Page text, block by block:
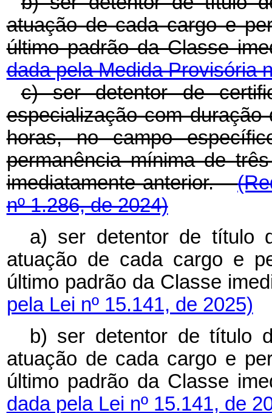
atuação de cada cargo e
último padrão da Classe
dada pela Medida Provisória
c) ser detentor de
especialização com
horas, no campo
permanência mínima de
imediatamente anterior.
nº 1.286, de 2024)
a) ser detentor de título
atuação de cada cargo e
último padrão da Classe
pela Lei nº 15.141, de 2025)
b) ser detentor de título
atuação de cada cargo e
último padrão da Classe
dada pela Lei nº 15.141, de